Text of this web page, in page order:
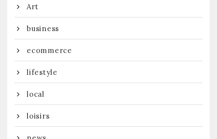
Art
business
ecommerce
lifestyle
local
loisirs